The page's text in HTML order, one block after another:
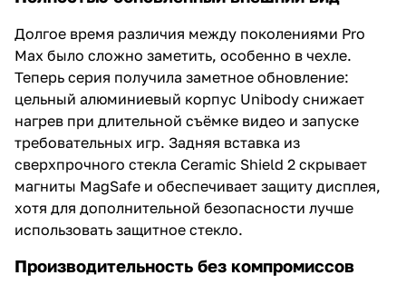
Долгое время различия между поколениями Pro
Max было сложно заметить, особенно в чехле.
Теперь серия получила заметное обновление:
цельный алюминиевый корпус Unibody снижает
нагрев при длительной съёмке видео и запуске
требовательных игр. Задняя вставка из
сверхпрочного стекла Ceramic Shield 2 скрывает
магниты MagSafe и обеспечивает защиту дисплея,
хотя для дополнительной безопасности лучше
использовать защитное стекло.
Производительность без компромиссов